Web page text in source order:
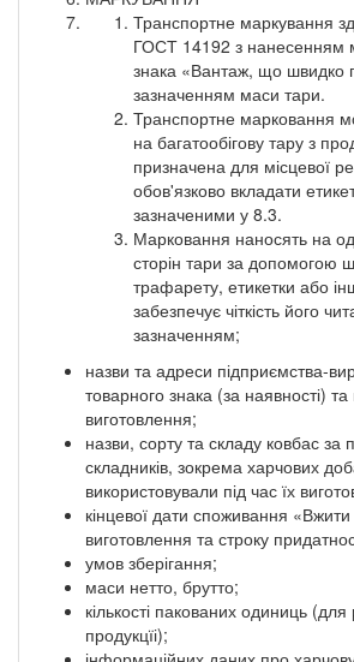
Транспортне маркування
ГОСТ 14192 з нанесенням
знака «Вантаж, що швидко
зазначенням маси тари.
Транспортне марковання
на багатообігову тару з
призначена для місцевої
обов'язково вкладати
зазначеними у 8.3.
Марковання наносять на
сторін тари за допомогою
трафарету, етикетки або
забезпечує чіткість його
зазначенням;
назви та адреси підприємства-
товарного знака (за наявності) та
виготовлення;
назви, сорту та складу ковбас за
складників, зокрема харчових
використовували під час їх
кінцевої дати споживання
виготовлення та строку
умов зберігання;
маси нетто, брутто;
кількості пакованих одиниць
продукцїі);